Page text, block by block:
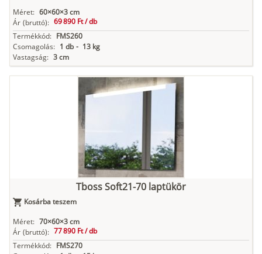
Méret: 60×60×3 cm
Ár (bruttó): 69 890 Ft /db
Termékkód: FMS260
Csomagolás: 1 db - 13 kg
Vastagság: 3 cm
Tboss Soft21-70 laptükör
Kosárba teszem
Méret: 70×60×3 cm
Ár (bruttó): 77 890 Ft /db
Termékkód: FMS270